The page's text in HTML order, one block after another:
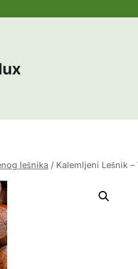
lešnika / Kalemljeni Lešnik